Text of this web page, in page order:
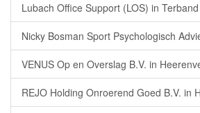
Lubach Office Support (LOS) in Terband
Nicky Bosman Sport Psychologisch
VENUS Op en Overslag B.V. in
REJO Holding Onroerend Goed B.V. in